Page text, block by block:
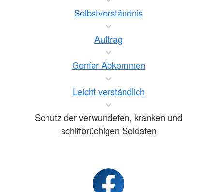
Selbstverständnis
Auftrag
Genfer Abkommen
Leicht verständlich
Schutz der verwundeten, kranken und
schiffbrüchigen Soldaten